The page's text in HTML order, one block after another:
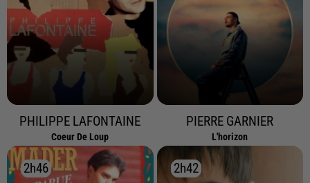
PHILIPPE LAFONTAINE
Coeur De Loup
PIERRE GARNIER
L'horizon
2h46
2h46 2h42
2h42